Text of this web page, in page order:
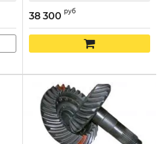
38 300 руб